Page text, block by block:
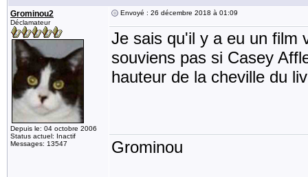
Grominou2
Déclamateur
Depuis le: 04 octobre 2006
Status actuel: Inactif
Messages: 13547
Envoyé : 26 décembre 2018 à 01:09
Je sais qu'il y a eu un film
souviens pas si Casey
hauteur de la cheville du
Grominou